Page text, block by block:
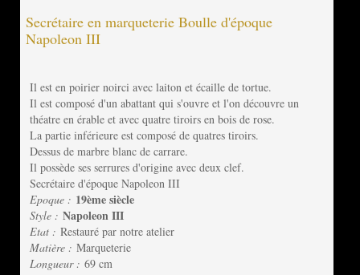
Secrétaire en marqueterie Boulle d'époque
Napoleon III
Il est en poirier noirci avec laiton et écaille de tortue.
Il est composé d'un abattant qui s'ouvre et l'on découvre un
théatre en érable et avec quatre tiroirs en bois de rose.
La partie inférieure est composé de quatres tiroirs.
Dessus de marbre blanc de carrare.
Il possède ses serrures d'origine avec deux clef.
Secrétaire d'époque Napoleon III
Epoque : 19ème siècle
Style : Napoleon III
Etat : Restauré par notre atelier
Matière : Marqueterie
Longueur : 69 cm